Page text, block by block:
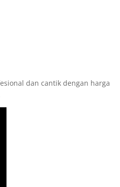
dan cantik dengan harga